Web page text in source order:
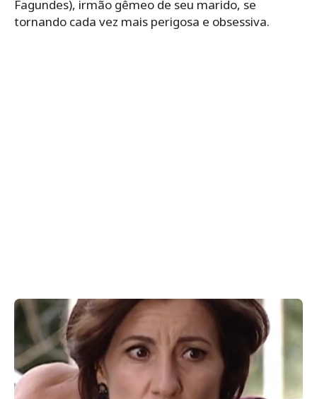
Fagundes), irmão gêmeo de seu marido, se
tornando cada vez mais perigosa e obsessiva.